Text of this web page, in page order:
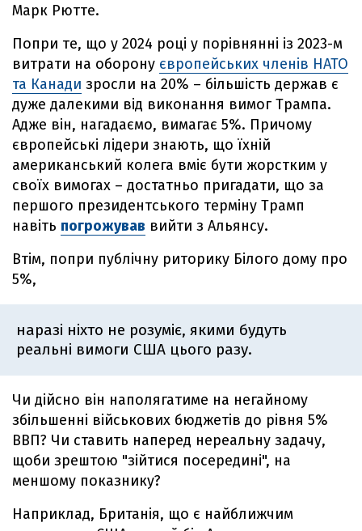
Марк Рютте.
Попри те, що у 2024 році у порівнянні із 2023-м
витрати на оборону європейських членів НАТО
та Канади зросли на 20% – більшість держав є
дуже далекими від виконання вимог Трампа.
Адже він, нагадаємо, вимагає 5%. Причому
європейські лідери знають, що їхній
американський колега вміє бути жорстким у
своїх вимогах – достатньо пригадати, що за
першого президентського терміну Трамп
навіть погрожував вийти з Альянсу.
Втім, попри публічну риторику Білого дому про
5%,
наразі ніхто не розуміє, якими будуть
реальні вимоги США цього разу.
Чи дійсно він наполягатиме на негайному
збільшенні військових бюджетів до рівня 5%
ВВП? Чи ставить наперед нереальну задачу,
щоби зрештою "зійтися посередині", на
меншому показнику?
Наприклад, Британія, що є найближчим